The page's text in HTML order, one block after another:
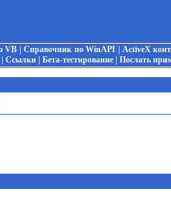
VB |Справочник по WinAPI ActiveX
Ссылки Бета-тестирование Послать